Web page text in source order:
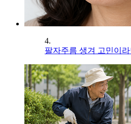
4.
팔자주름 생겨 고민이